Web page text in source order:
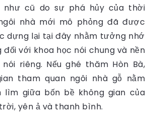
như cũ do sự phá hủy của thời
nhà mới mô phỏng đã được
dựng lại tại đây nhằm tưởng nhớ
với khoa học nói chung và nền
riêng. Nếu ghé thăm Hòn Bà,
tham quan ngôi nhà gỗ nằm
lìm giữa bốn bề không gian của
yên ả và thanh bình.